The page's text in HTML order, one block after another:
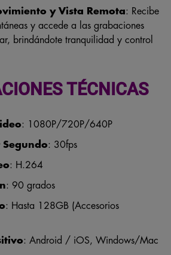
y Vista Remota
y accede a las grabaciones
brindándote tranquilidad y control
TÉCNICAS
: 30fps
: 90 grados